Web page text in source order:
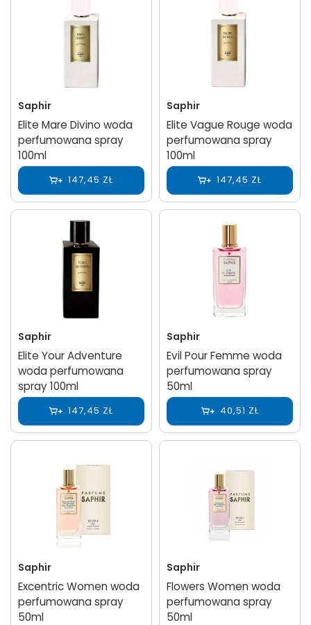
Saphir
Elite Mare Divino woda
perfumowana spray
100ml
147,45 ZŁ
Saphir
Elite Vague Rouge woda
perfumowana spray
100ml
147,45 ZŁ
Saphir
Elite Your Adventure
woda perfumowana
spray 100ml
147,45 ZŁ
Saphir
Evil Pour Femme woda
perfumowana spray
50ml
40,51 ZŁ
Saphir
Excentric Women woda
perfumowana spray
50ml
Saphir
Flowers Women woda
perfumowana spray
50ml